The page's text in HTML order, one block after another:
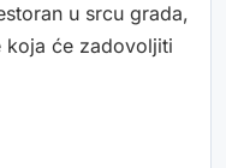
u srcu grada,
koja će zadovoljiti